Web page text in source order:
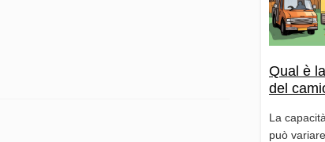
Qual è
del
La
può